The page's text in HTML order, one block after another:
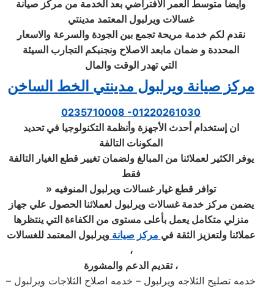
وايضا متوسط العمر الافتراضي بعد الخدمة من مركز صيانة
غسالات ويرلبول المعتمد مدينتي
نقدم لكم خدمة مريحة تجمع بين الجودة والسرعة والاسعار
المحددة و ضمان مابعد الاصلاح ونجنبكم التجارب السيئة
التي تهدر الوقت والمال
مركز صيانة ويرلبول مدينتي الخط الساخن
0235710008 -01220261030
ان إستخدام أحدث الأجهزة وأنظمة التكنولوجيا في تحديد
المكونات التالفة
يوفر الكثير لعملائنا من المبالغ ولضمان تغيير قطع الغيار التالفة
فقط
» توافر قطع غيار غسالات ويرلبول المنوفيه
يضمن مركز خدمة غسالات ويرلبول لعملائنا الحصول علي جهاز
منزلي متكامل يعمل بأعلى مستوى من الكفاءة التي ينتظرها
عملائنا ولتعزيز الثقة في مركز صيانةويرلبول المعتمد للغسالات
،
تقديم الدعم والمشورة ،
خدمه تصليح الثلاجه ويرلبول – خدمه اصلاح الثلاجات ويرلبول –